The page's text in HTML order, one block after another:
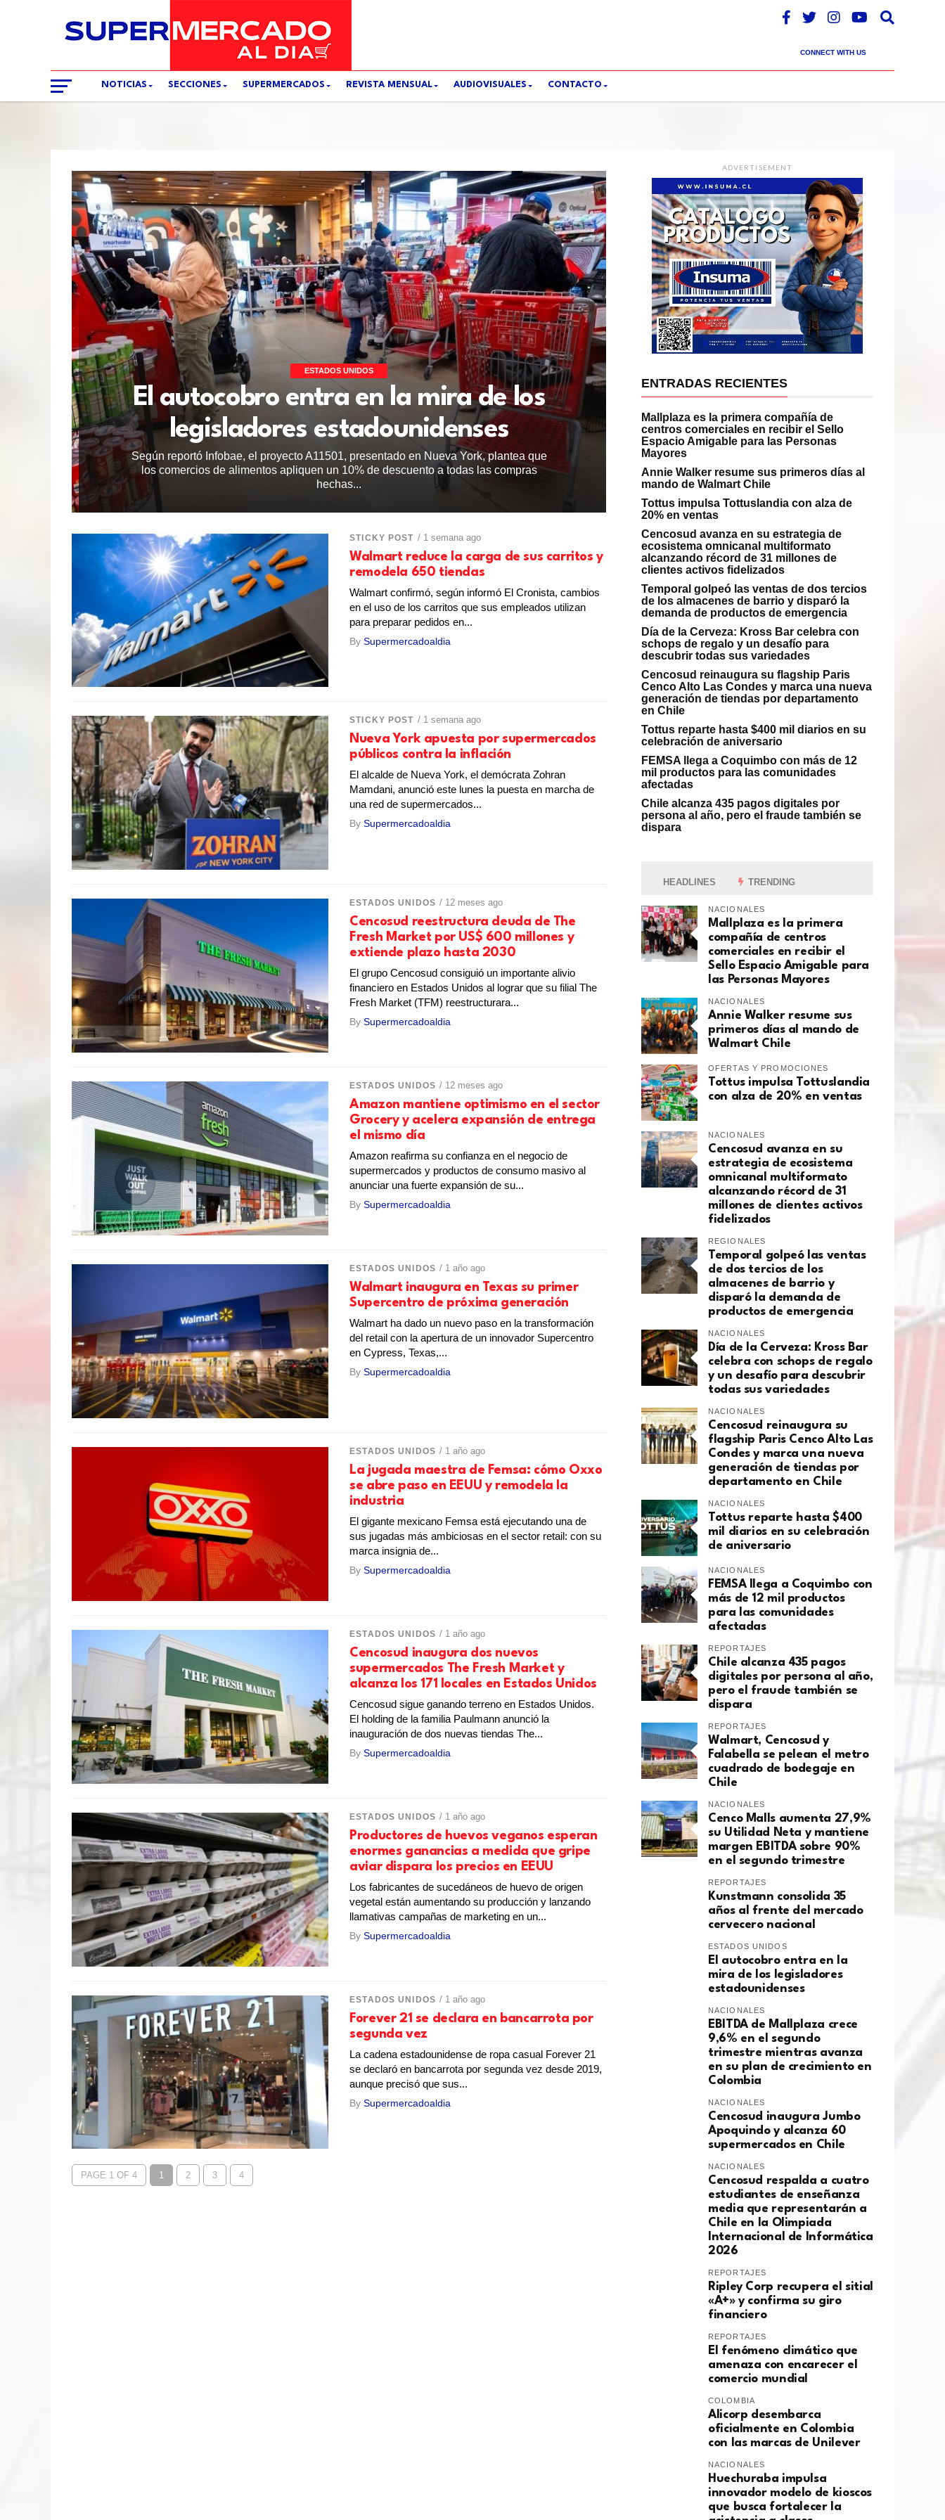
CONNECT WITH US
NOTICIAS SECCIONES SUPERMERCADOS REVISTA MENSUAL AUDIOVISUALES CONTACTO
ESTADOS UNIDOS
El autocobro entra en la mira de los
legisladores estadounidenses
Según reportó Infobae, el proyecto A11501, presentado en Nueva York, plantea que
los comercios de alimentos apliquen un 10% de descuento a todas las compras
hechas...
STICKY POST / 1 semana ago
Walmart reduce la carga de sus carritos y
remodela 650 tiendas
Walmart confirmó, según informó El Cronista, cambios
en el uso de los carritos que sus empleados utilizan
para preparar pedidos en...
BySupermercadoaldia
STICKY POST / 1 semana ago
Nueva York apuesta por supermercados
públicos contra la inflación
El alcalde de Nueva York, el demócrata Zohran
Mamdani, anunció este lunes la puesta en marcha de
una red de supermercados...
BySupermercadoaldia
ESTADOS UNIDOS / 12 meses ago
Cencosud reestructura deuda de The
Fresh Market por US$ 600 millones y
extiende plazo hasta 2030
El grupo Cencosud consiguió un importante alivio
financiero en Estados Unidos al lograr que su filial The
Fresh Market (TFM) reestructurara...
BySupermercadoaldia
ESTADOS UNIDOS / 12 meses ago
Amazon mantiene optimismo en el sector
Grocery y acelera expansión de entrega
el mismo día
Amazon reafirma su confianza en el negocio de
supermercados y productos de consumo masivo al
anunciar una fuerte expansión de su...
BySupermercadoaldia
ESTADOS UNIDOS / 1 año ago
Walmart inaugura en Texas su primer
Supercentro de próxima generación
Walmart ha dado un nuevo paso en la transformación
del retail con la apertura de un innovador Supercentro
en Cypress, Texas,...
BySupermercadoaldia
ESTADOS UNIDOS / 1 año ago
La jugada maestra de Femsa: cómo Oxxo
se abre paso en EEUU y remodela la
industria
El gigante mexicano Femsa está ejecutando una de
sus jugadas más ambiciosas en el sector retail: con su
marca insignia de...
BySupermercadoaldia
ESTADOS UNIDOS / 1 año ago
Cencosud inaugura dos nuevos
supermercados The Fresh Market y
alcanza los 171 locales en Estados Unidos
Cencosud sigue ganando terreno en Estados Unidos.
El holding de la familia Paulmann anunció la
inauguración de dos nuevas tiendas The...
BySupermercadoaldia
ESTADOS UNIDOS / 1 año ago
Productores de huevos veganos esperan
enormes ganancias a medida que gripe
aviar dispara los precios en EEUU
Los fabricantes de sucedáneos de huevo de origen
vegetal están aumentando su producción y lanzando
llamativas campañas de marketing en un...
BySupermercadoaldia
ESTADOS UNIDOS / 1 año ago
Forever 21 se declara en bancarrota por
segunda vez
La cadena estadounidense de ropa casual Forever 21
se declaró en bancarrota por segunda vez desde 2019,
aunque precisó que sus...
BySupermercadoaldia
PAGE 1 OF 4 1 2 3 4
ADVERTISEMENT
ENTRADAS RECIENTES
Mallplaza es la primera compañía de
centros comerciales en recibir el Sello
Espacio Amigable para las Personas
Mayores
Annie Walker resume sus primeros días al
mando de Walmart Chile
Tottus impulsa Tottuslandia con alza de
20% en ventas
Cencosud avanza en su estrategia de
ecosistema omnicanal multiformato
alcanzando récord de 31 millones de
clientes activos fidelizados
Temporal golpeó las ventas de dos tercios
de los almacenes de barrio y disparó la
demanda de productos de emergencia
Día de la Cerveza: Kross Bar celebra con
schops de regalo y un desafío para
descubrir todas sus variedades
Cencosud reinaugura su flagship Paris
Cenco Alto Las Condes y marca una nueva
generación de tiendas por departamento
en Chile
Tottus reparte hasta $400 mil diarios en su
celebración de aniversario
FEMSA llega a Coquimbo con más de 12
mil productos para las comunidades
afectadas
Chile alcanza 435 pagos digitales por
persona al año, pero el fraude también se
dispara
HEADLINES TRENDING
NACIONALES
Mallplaza es la primera
compañía de centros
comerciales en recibir el
Sello Espacio Amigable para
las Personas Mayores
NACIONALES
Annie Walker resume sus
primeros días al mando de
Walmart Chile
OFERTAS Y PROMOCIONES
Tottus impulsa Tottuslandia
con alza de 20% en ventas
NACIONALES
Cencosud avanza en su
estrategia de ecosistema
omnicanal multiformato
alcanzando récord de 31
millones de clientes activos
fidelizados
REGIONALES
Temporal golpeó las ventas
de dos tercios de los
almacenes de barrio y
disparó la demanda de
productos de emergencia
NACIONALES
Día de la Cerveza: Kross Bar
celebra con schops de regalo
y un desafío para descubrir
todas sus variedades
NACIONALES
Cencosud reinaugura su
flagship Paris Cenco Alto Las
Condes y marca una nueva
generación de tiendas por
departamento en Chile
NACIONALES
Tottus reparte hasta $400
mil diarios en su celebración
de aniversario
NACIONALES
FEMSA llega a Coquimbo con
más de 12 mil productos
para las comunidades
afectadas
REPORTAJES
Chile alcanza 435 pagos
digitales por persona al año,
pero el fraude también se
dispara
REPORTAJES
Walmart, Cencosud y
Falabella se pelean el metro
cuadrado de bodegaje en
Chile
NACIONALES
Cenco Malls aumenta 27,9%
su Utilidad Neta y mantiene
margen EBITDA sobre 90%
en el segundo trimestre
REPORTAJES
Kunstmann consolida 35
años al frente del mercado
cervecero nacional
ESTADOS UNIDOS
El autocobro entra en la
mira de los legisladores
estadounidenses
NACIONALES
EBITDA de Mallplaza crece
9,6% en el segundo
trimestre mientras avanza
en su plan de crecimiento en
Colombia
NACIONALES
Cencosud inaugura Jumbo
Apoquindo y alcanza 60
supermercados en Chile
NACIONALES
Cencosud respalda a cuatro
estudiantes de enseñanza
media que representarán a
Chile en la Olimpiada
Internacional de Informática
2026
REPORTAJES
Ripley Corp recupera el sitial
«A+» y confirma su giro
financiero
REPORTAJES
El fenómeno climático que
amenaza con encarecer el
comercio mundial
COLOMBIA
Alicorp desembarca
oficialmente en Colombia
con las marcas de Unilever
NACIONALES
Huechuraba impulsa
innovador modelo de kioscos
que busca fortalecer la